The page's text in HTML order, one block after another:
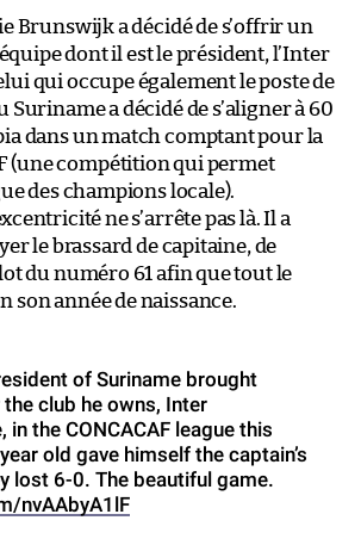
Brunswijk a décidé de s’offrir un
dont il est le président, l’Inter
qui occupe également le poste de
a décidé de s’aligner à 60
dans un match comptant pour la
(une compétition qui permet
des champions locale).
ne s’arrête pas là. Il a
le brassard de capitaine, de
du numéro 61 afin que tout le
son année de naissance.
of Suriname brought
club he owns, Inter
in the CONCACAF league this
old gave himself the captain’s
lost 6-0. The beautiful game.
nvAAbyA1lF